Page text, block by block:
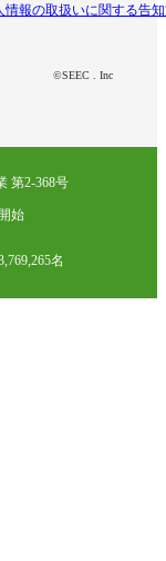
情報の取扱いに関する告
©SEEC . Inc
第2-368号
始
名